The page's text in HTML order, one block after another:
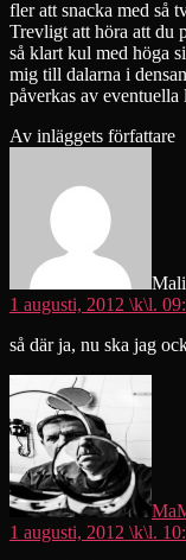
fler att snacka med så
Trevligt att höra att du
så klart kul med höga
mig till dalarna i
påverkas av eventuella
Av inläggets författare
1 augusti, 2012 \k\l.
så där ja, nu ska jag
1 augusti, 2012 \k\l.